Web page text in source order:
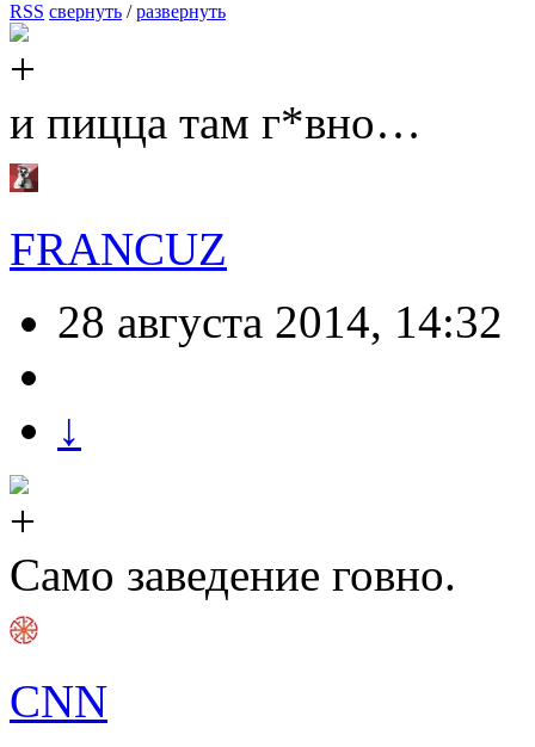
RSS свернуть /развернуть
и пицца там г*вно…
FRANCUZ
28 августа 2014, 14:32
↓
Само заведение говно.
CNN